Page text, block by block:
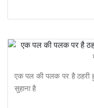
एक पल की पलक पर है
सुहाना है